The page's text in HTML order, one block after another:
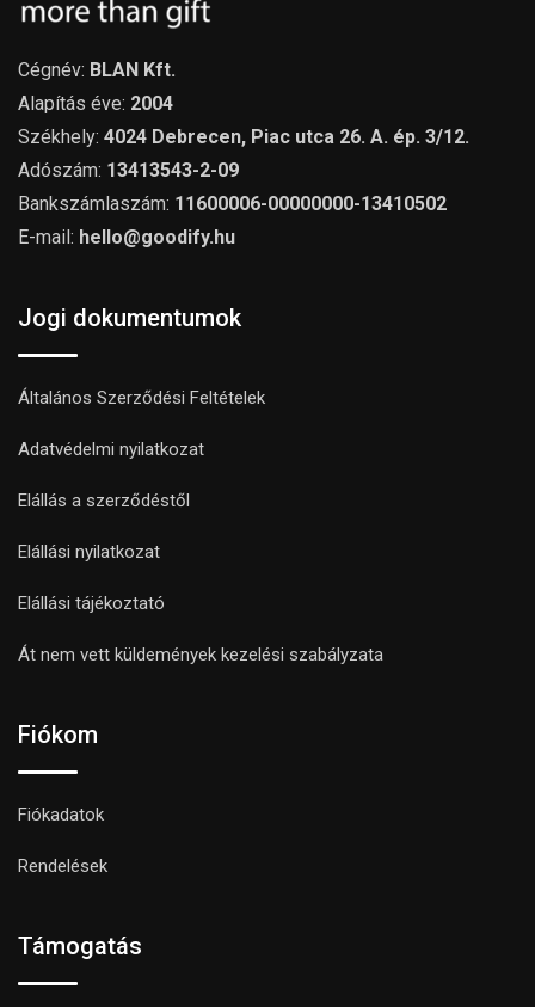
Cégnév: BLAN Kft.
Alapítás éve: 2004
Székhely: 4024 Debrecen, Piac utca 26. A. ép. 3/12.
Adószám: 13413543-2-09
Bankszámlaszám: 11600006-00000000-13410502
E-mail: hello@goodify.hu
Jogi dokumentumok
Általános Szerződési Feltételek
Adatvédelmi nyilatkozat
Elállás a szerződéstől
Elállási nyilatkozat
Elállási tájékoztató
Át nem vett küldemények kezelési szabályzata
Fiókom
Fiókadatok
Rendelések
Támogatás